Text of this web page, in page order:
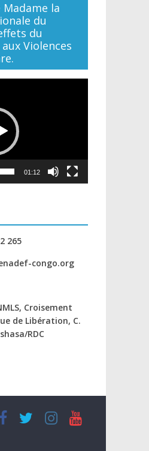
la
du
du
Violences
01:12
265
congo.org
Croisement
de Libération, C.
/RDC